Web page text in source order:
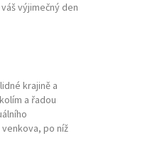
výjimečný den
krajině a
a řadou
po níž